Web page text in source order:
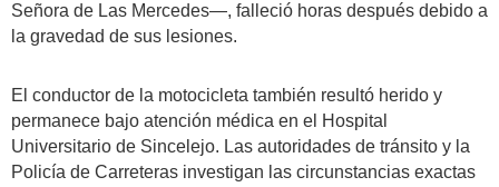
Señora de Las Mercedes—, falleció horas después debido a
la gravedad de sus lesiones.
El conductor de la motocicleta también resultó herido y
permanece bajo atención médica en el Hospital
Universitario de Sincelejo. Las autoridades de tránsito y la
Policía de Carreteras investigan las circunstancias exactas